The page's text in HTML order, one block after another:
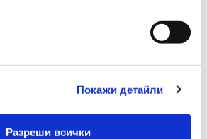
Покажи детайли
Разреши всички
Деца Под
Да